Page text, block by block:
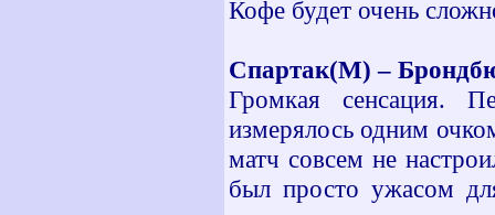
Кофе будет очень
Спартак(М) –
Громкая сенсация.
измерялось одним
матч совсем не
был просто ужасом